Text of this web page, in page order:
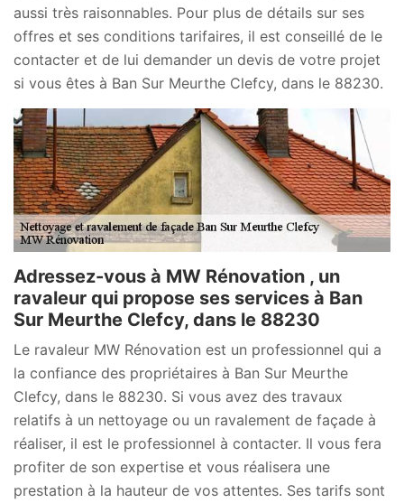
aussi très raisonnables. Pour plus de détails sur ses
offres et ses conditions tarifaires, il est conseillé de le
contacter et de lui demander un devis de votre projet
si vous êtes à Ban Sur Meurthe Clefcy, dans le 88230.
Adressez-vous à MW Rénovation , un
ravaleur qui propose ses services à Ban
Sur Meurthe Clefcy, dans le 88230
Le ravaleur MW Rénovation est un professionnel qui a
la confiance des propriétaires à Ban Sur Meurthe
Clefcy, dans le 88230. Si vous avez des travaux
relatifs à un nettoyage ou un ravalement de façade à
réaliser, il est le professionnel à contacter. Il vous fera
profiter de son expertise et vous réalisera une
prestation à la hauteur de vos attentes. Ses tarifs sont